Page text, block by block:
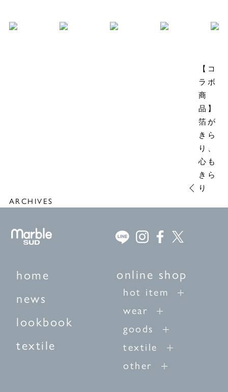
【コ
ラボ
商
品】
箔が
きら
り、
心も
きら
り
ARCHIVES
home
news
lookbook
textile
online shop
hot item
wear
goods
textile
other